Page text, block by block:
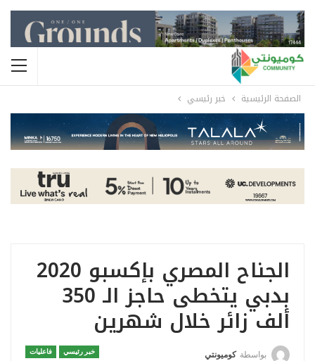
الصفحة الرئيسية خبر رئيسي
الجناح المصري بإكسبو 2020
بدبي يتخطى حاجز الـ 350
ألف زائر خلال شهرين
خبر رئيسي فاعليات بواسطة كوميونتي